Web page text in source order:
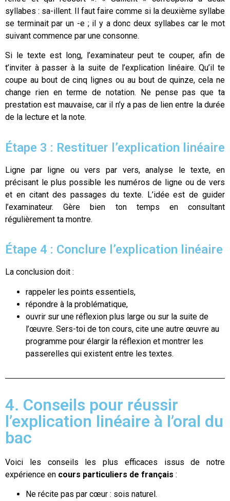
syllabes : sa-illent. Il faut faire comme si la deuxième syllabe
se terminait par un -e ; il y a donc deux syllabes car le mot
suivant commence par une consonne.
Si le texte est long, l’examinateur peut te couper, afin de
t’inviter à passer à la suite de l’explication linéaire. Qu’il te
coupe au bout de cinq lignes ou au bout de quinze, cela ne
change rien en terme de notation. Ne pense pas que ta
prestation est mauvaise, car il n’y a pas de lien entre la durée
de la lecture et la note.
Étape 3 : Restituer l’explication linéaire
Ligne par ligne ou vers par vers, analyse le texte, en
précisant le plus possible les numéros de ligne ou de vers
et en citant des passages du texte. L’idée est de guider
l’examinateur. Gère bien ton temps en consultant
régulièrement ta montre.
Étape 4 : Conclure l’explication linéaire
La conclusion doit :
rappeler les points essentiels,
répondre à la problématique,
ouvrir sur une réflexion plus large ou sur la suite de
l’œuvre. Sers-toi de ton cours, cite une autre œuvre au
programme pour élargir la réflexion et montrer les
passerelles qui existent entre les textes.
4. Conseils pour réussir
l’explication linéaire à l’oral du
bac
Voici les conseils les plus efficaces issus de notre
expérience en cours particuliers de français :
Ne récite pas par cœur : sois naturel.